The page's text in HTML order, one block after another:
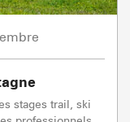
stages trail, ski